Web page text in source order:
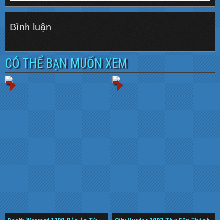
Bình luận
CÓ THỂ BẠN MUỐN XEM